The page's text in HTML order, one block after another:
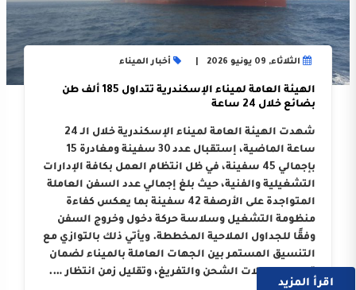
الثلاثاء, 09 يونيو 2026 أخبار الميناء
الهيئة العامة لميناء الإسكندرية تتداول 185 ألف طن
بضائع خلال 24 ساعة
شهدت الهيئة العامة لميناء الإسكندرية خلال الـ 24
ساعة الماضية، إستقبال عدد 30 سفينة ومغادرة 15
بإجمالي 45 سفينة، في ظل انتظام العمل بكافة الإدارات
التشغيلية والفنية، حيث بلغ إجمالي عدد السفن العاملة
المتواجدة على الأرصفة 42 سفينة بما يعكس كفاءة
منظومة التشغيل وسلاسة حركة دخول وخروج السفن
وفقًا للجداول الملاحية المخططة. ويأتي ذلك بالتوازي مع
التنسيق المستمر بين الجهات العاملة بالميناء لضمان
تسريع معدلات الشحن والتفريغ، وتقليل زمن انتظار ….
اقرأ المزيد